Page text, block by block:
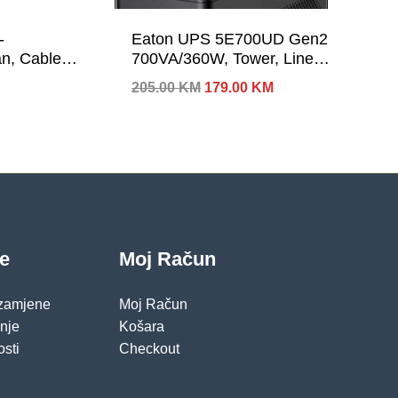
Cable
Eaton UPS 5E700UD Gen2
700VA/360W, Tower, Line
Interactive, 2 x SCHUKO
Outputs; 1 USB port, Constant
205.00KM Izvorna
179.00 KMTrenutna
Moj Račun
Moj Račun
Košara
Checkout